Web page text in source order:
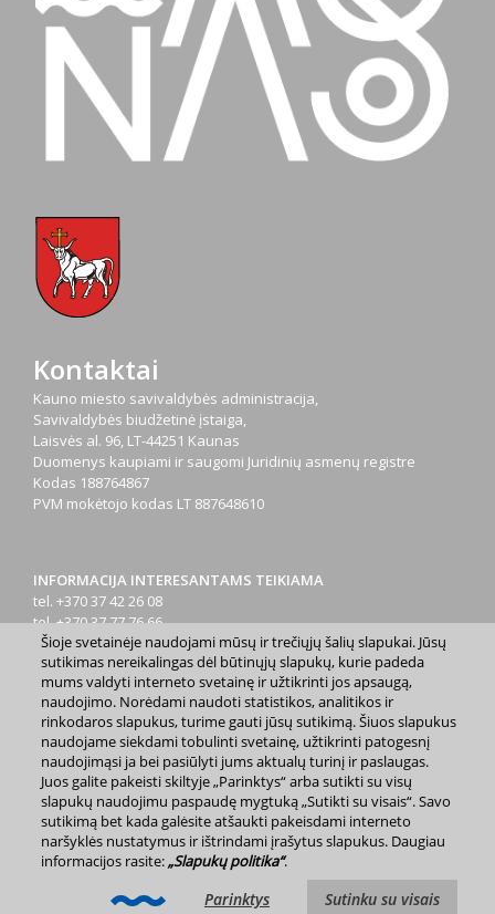
Kontaktai
Kauno miesto savivaldybės administracija,
Savivaldybės biudžetinė įstaiga,
Laisvės al. 96, LT-44251 Kaunas
Duomenys kaupiami ir saugomi Juridinių asmenų registre
Kodas 188764867
PVM mokėtojo kodas LT 887648610
INFORMACIJA INTERESANTAMS TEIKIAMA
tel. +370 37 42 26 08
tel. +370 37 77 76 66
tel. +370 660 07000
el. p.info@kaunas.lt
2023 m. Kauno miesto savivaldybė. Kopijuoti ir platinti
www.kaunas.lt skelbiamą informaciją be autorių sutikimo draudžiama.
Svetainės žemėlapis »
Šioje svetainėje naudojami mūsų ir trečiųjų šalių slapukai. Jūsų
sutikimas nereikalingas dėl būtinųjų slapukų, kurie padeda
mums valdyti interneto svetainę ir užtikrinti jos apsaugą,
naudojimo. Norėdami naudoti statistikos, analitikos ir
rinkodaros slapukus, turime gauti jūsų sutikimą. Šiuos slapukus
naudojame siekdami tobulinti svetainę, užtikrinti patogesnį
naudojimąsi ja bei pasiūlyti jums aktualų turinį ir paslaugas.
Juos galite pakeisti skiltyje „Parinktys“ arba sutikti su visų
slapukų naudojimu paspaudę mygtuką „Sutikti su visais“. Savo
sutikimą bet kada galėsite atšaukti pakeisdami interneto
naršyklės nustatymus ir ištrindami įrašytus slapukus. Daugiau
informacijos rasite:„Slapukų politika“.
Parinktys Sutinku su visais